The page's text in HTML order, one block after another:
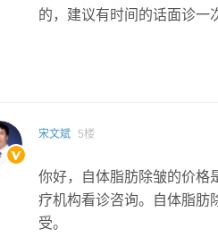
的，建议有时间的话面诊一
宋文斌 5楼
你好，自体脂肪除皱的价格
疗机构看诊咨询。自体脂肪
受。